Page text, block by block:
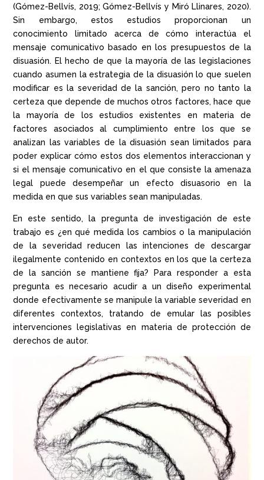
(Gómez-Bellvís, 2019; Gómez-Bellvís y Miró Llinares, 2020).
Sin embargo, estos estudios proporcionan un
conocimiento limitado acerca de cómo interactúa el
mensaje comunicativo basado en los presupuestos de la
disuasión. El hecho de que la mayoría de las legislaciones
cuando asumen la estrategia de la disuasión lo que suelen
modificar es la severidad de la sanción, pero no tanto la
certeza que depende de muchos otros factores, hace que
la mayoría de los estudios existentes en materia de
factores asociados al cumplimiento entre los que se
analizan las variables de la disuasión sean limitados para
poder explicar cómo estos dos elementos interaccionan y
si el mensaje comunicativo en el que consiste la amenaza
legal puede desempeñar un efecto disuasorio en la
medida en que sus variables sean manipuladas.
En este sentido, la pregunta de investigación de este
trabajo es ¿en qué medida los cambios o la manipulación
de la severidad reducen las intenciones de descargar
ilegalmente contenido en contextos en los que la certeza
de la sanción se mantiene fija? Para responder a esta
pregunta es necesario acudir a un diseño experimental
donde efectivamente se manipule la variable severidad en
diferentes contextos, tratando de emular las posibles
intervenciones legislativas en materia de protección de
derechos de autor.